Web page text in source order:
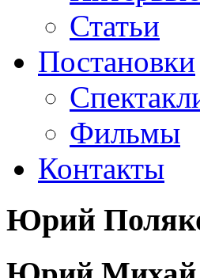
Статьи
Постановки
Фильмы
Контакты
Юрий